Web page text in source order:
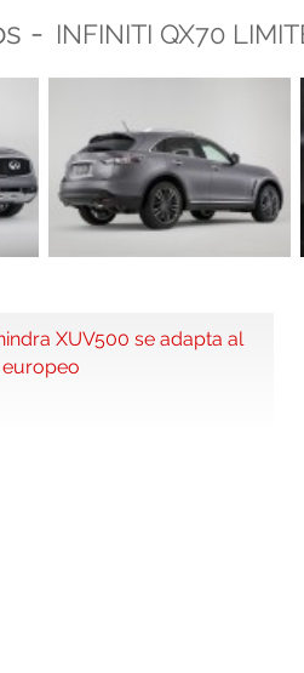
- INFINITI QX70
XUV500 se adapta al